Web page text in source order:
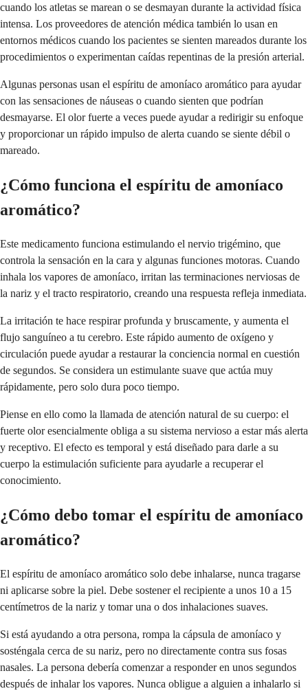
cuando los atletas se marean o se desmayan durante la actividad física
intensa. Los proveedores de atención médica también lo usan en
entornos médicos cuando los pacientes se sienten mareados durante los
procedimientos o experimentan caídas repentinas de la presión arterial.
Algunas personas usan el espíritu de amoníaco aromático para ayudar
con las sensaciones de náuseas o cuando sienten que podrían
desmayarse. El olor fuerte a veces puede ayudar a redirigir su enfoque
y proporcionar un rápido impulso de alerta cuando se siente débil o
mareado.
¿Cómo funciona el espíritu de amoníaco
aromático?
Este medicamento funciona estimulando el nervio trigémino, que
controla la sensación en la cara y algunas funciones motoras. Cuando
inhala los vapores de amoníaco, irritan las terminaciones nerviosas de
la nariz y el tracto respiratorio, creando una respuesta refleja inmediata.
La irritación te hace respirar profunda y bruscamente, y aumenta el
flujo sanguíneo a tu cerebro. Este rápido aumento de oxígeno y
circulación puede ayudar a restaurar la conciencia normal en cuestión
de segundos. Se considera un estimulante suave que actúa muy
rápidamente, pero solo dura poco tiempo.
Piense en ello como la llamada de atención natural de su cuerpo: el
fuerte olor esencialmente obliga a su sistema nervioso a estar más alerta
y receptivo. El efecto es temporal y está diseñado para darle a su
cuerpo la estimulación suficiente para ayudarle a recuperar el
conocimiento.
¿Cómo debo tomar el espíritu de amoníaco
aromático?
El espíritu de amoníaco aromático solo debe inhalarse, nunca tragarse
ni aplicarse sobre la piel. Debe sostener el recipiente a unos 10 a 15
centímetros de la nariz y tomar una o dos inhalaciones suaves.
Si está ayudando a otra persona, rompa la cápsula de amoníaco y
sosténgala cerca de su nariz, pero no directamente contra sus fosas
nasales. La persona debería comenzar a responder en unos segundos
después de inhalar los vapores. Nunca obligue a alguien a inhalarlo si